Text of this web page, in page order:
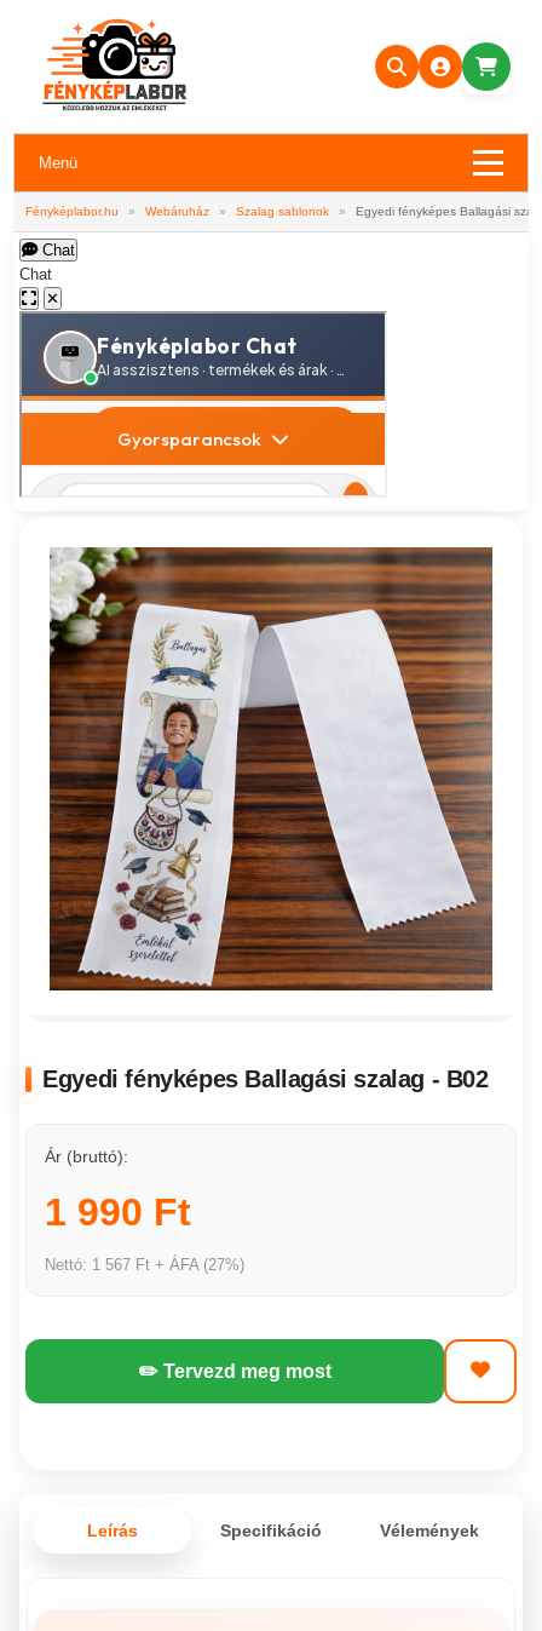
Menü
Fényképlabor.hu » Webáruház » Szalag sablonok » Egyedi fényképes Ballagási
Chat
Chat
✕
Egyedi fényképes Ballagási szalag - B02
Ár (bruttó):
1 990 Ft
Nettó: 1 567 Ft + ÁFA (27%)
✏️ Tervezd meg most
Leírás Specifikáció Vélemények